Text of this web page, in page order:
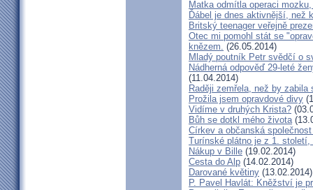
Matka odmítla operaci
Ďábel je dnes aktivnější, než
Britský teenager veřejně
Otec mi pomohl stát se
knězem. (26.05.2014)
Mladý poutník Petr svědčí o
Nádherná odpověď 29-leté
(11.04.2014)
Raději zemřela, než by zabila
Prožila jsem opravdové divy
Vidíme v druhých Krista?
Bůh se dotkl mého života
Církev a občanská
Turínské plátno je z 1.
Nákup v Bille (19.02.2014)
Cesta do Alp (14.02.2014)
Darované květiny (13.02.2014)
P. Pavel Havlát: Kněžství je